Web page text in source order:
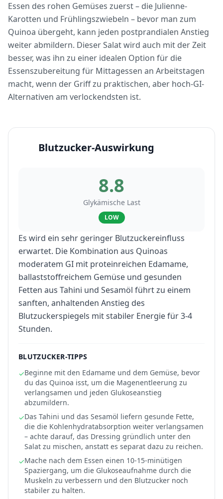
Essen des rohen Gemüses zuerst – die Julienne-
Karotten und Frühlingszwiebeln – bevor man zum
Quinoa übergeht, kann jeden postprandialen Anstieg
weiter abmildern. Dieser Salat wird auch mit der Zeit
besser, was ihn zu einer idealen Option für die
Essenszubereitung für Mittagessen an Arbeitstagen
macht, wenn der Griff zu praktischen, aber hoch-GI-
Alternativen am verlockendsten ist.
Blutzucker-Auswirkung
8.8
Glykämische Last
LOW
Es wird ein sehr geringer Blutzuckereinfluss
erwartet. Die Kombination aus Quinoas
moderatem GI mit proteinreichen Edamame,
ballaststoffreichem Gemüse und gesunden
Fetten aus Tahini und Sesamöl führt zu einem
sanften, anhaltenden Anstieg des
Blutzuckerspiegels mit stabiler Energie für 3-4
Stunden.
BLUTZUCKER-TIPPS
✓Beginne mit den Edamame und dem Gemüse, bevor
du das Quinoa isst, um die Magenentleerung zu
verlangsamen und jeden Glukoseanstieg
abzumildern.
✓Das Tahini und das Sesamöl liefern gesunde Fette,
die die Kohlenhydratabsorption weiter verlangsamen
– achte darauf, das Dressing gründlich unter den
Salat zu mischen, anstatt es separat dazu zu reichen.
✓Mache nach dem Essen einen 10-15-minütigen
Spaziergang, um die Glukoseaufnahme durch die
Muskeln zu verbessern und den Blutzucker noch
stabiler zu halten.